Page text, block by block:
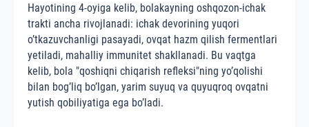
Hayotining 4-oyiga kelib, bolakayning oshqozon-ichak
trakti ancha rivojlanadi: ichak devorining yuqori
o’tkazuvchanligi pasayadi, ovqat hazm qilish fermentlari
yetiladi, mahalliy immunitet shakllanadi. Bu vaqtga
kelib, bola "qoshiqni chiqarish refleksi"ning yo’qolishi
bilan bog’liq bo’lgan, yarim suyuq va quyuqroq ovqatni
yutish qobiliyatiga ega bo’ladi.